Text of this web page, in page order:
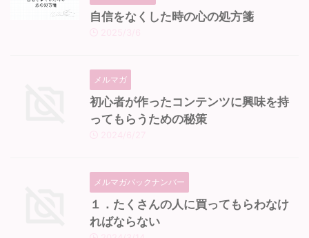
自信をなくした時の心の処方箋
メルマガ
初心者が作ったコンテンツに興味を持
ってもらうための秘策
メルマガバックナンバー
１．たくさんの人に買ってもらわなけ
ればならない